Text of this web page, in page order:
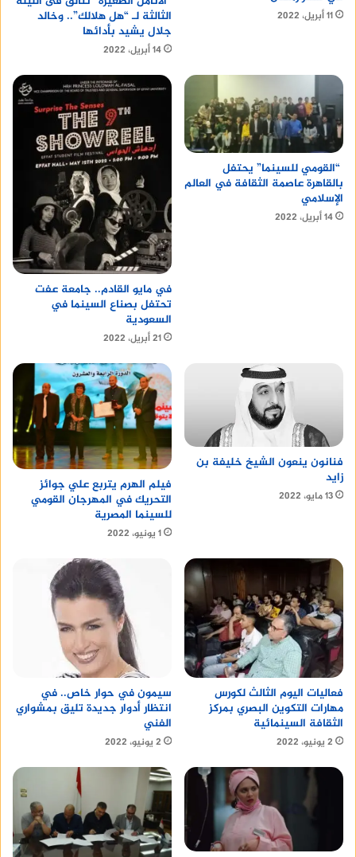
11 أبريل، 2022
الثالثة لـ “هل هلالك”.. وخالد
جلال يشيد بأدائها
14 أبريل، 2022
“القومي للسينما” يحتفل
بالقاهرة عاصمة الثقافة في العالم
الإسلامي
14 أبريل، 2022
في مايو القادم.. جامعة عفت
تحتفل بصناع السينما في
السعودية
21 أبريل، 2022
فنانون ينعون الشيخ خليفة بن
زايد
13 مايو، 2022
فيلم الهرم يتربع علي جوائز
التحريك في المهرجان القومي
للسينما المصرية
1 يونيو، 2022
فعاليات اليوم الثالث لكورس
مهارات التكوين البصري بمركز
الثقافة السينمائية
2 يونيو، 2022
سيمون في حوار خاص.. في
انتظار أدوار جديدة تليق بمشواري
الفني
2 يونيو، 2022